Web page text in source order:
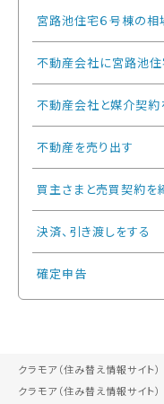
宮路池住宅６号棟の相
不動産会社に宮路池
不動産会社と媒介契約
不動産を売り出す
買主さまと売買契約を
決済、引き渡しをする
確定申告
クラモア（住み替え情報サイト）
クラモア（住み替え情報サイト）